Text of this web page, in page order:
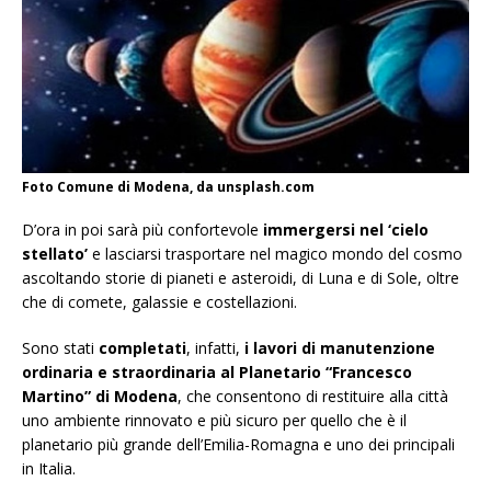
Foto Comune di Modena, da unsplash.com
D’ora in poi sarà più confortevole immergersi nel ‘cielo
stellato’ e lasciarsi trasportare nel magico mondo del cosmo
ascoltando storie di pianeti e asteroidi, di Luna e di Sole, oltre
che di comete, galassie e costellazioni.
Sono stati completati, infatti, i lavori di manutenzione
ordinaria e straordinaria al Planetario “Francesco
Martino” di Modena, che consentono di restituire alla città
uno ambiente rinnovato e più sicuro per quello che è il
planetario più grande dell’Emilia-Romagna e uno dei principali
in Italia.